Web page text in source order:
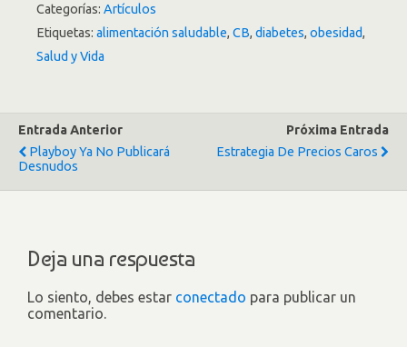
Categorías: Artículos
Etiquetas: alimentación saludable, CB, diabetes, obesidad,
Salud y Vida
Entrada Anterior
Playboy Ya No Publicará
Desnudos
Próxima Entrada
Estrategia De Precios Caros
Deja una respuesta
Lo siento, debes estar conectado para publicar un
comentario.